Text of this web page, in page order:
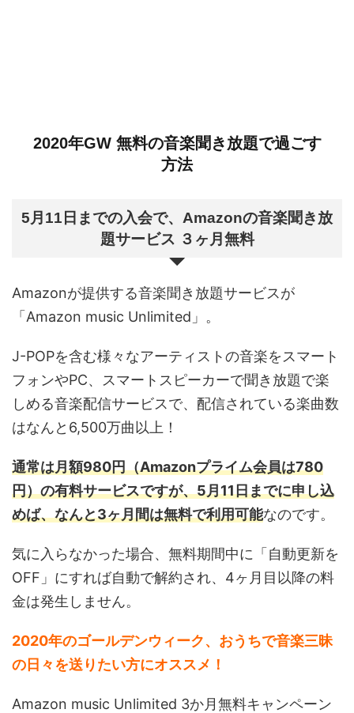
2020年GW 無料の音楽聞き放題で過ごす
方法
5月11日までの入会で、Amazonの音楽聞き放
題サービス ３ヶ月無料
Amazonが提供する音楽聞き放題サービスが
「Amazon music Unlimited」。
J-POPを含む様々なアーティストの音楽をスマート
フォンやPC、スマートスピーカーで聞き放題で楽
しめる音楽配信サービスで、配信されている楽曲数
はなんと6,500万曲以上！
通常は月額980円（Amazonプライム会員は780
円）の有料サービスですが、5月11日までに申し込
めば、なんと3ヶ月間は無料で利用可能なのです。
気に入らなかった場合、無料期間中に「自動更新を
OFF」にすれば自動で解約され、4ヶ月目以降の料
金は発生しません。
2020年のゴールデンウィーク、おうちで音楽三昧
の日々を送りたい方にオススメ！
Amazon music Unlimited 3か月無料キャンペーン